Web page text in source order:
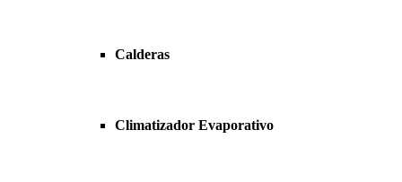
Calderas
Climatizador Evaporativo